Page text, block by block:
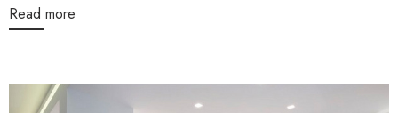
Read more